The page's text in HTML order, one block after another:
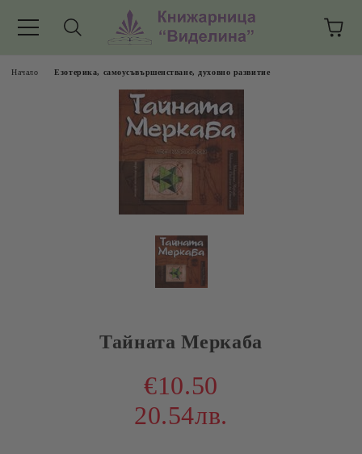
Начало Езотерика, самоусъвършенстване, духовно развитие
Тайната Меркаба
€10.50
20.54лв.